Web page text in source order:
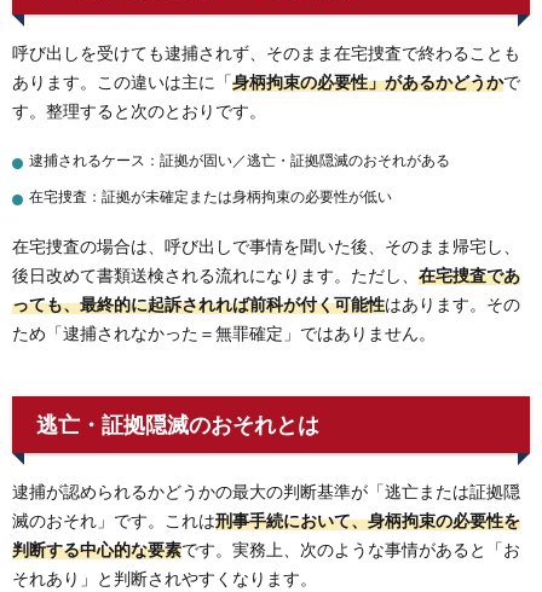
呼び出しを受けても逮捕されず、そのまま在宅捜査で終わることも
あります。この違いは主に「身柄拘束の必要性」があるかどうかで
す。整理すると次のとおりです。
逮捕されるケース：証拠が固い／逃亡・証拠隠滅のおそれがある
在宅捜査：証拠が未確定または身柄拘束の必要性が低い
在宅捜査の場合は、呼び出しで事情を聞いた後、そのまま帰宅し、
後日改めて書類送検される流れになります。ただし、 在宅捜査であ
っても、最終的に起訴されれば前科が付く可能性はあります。その
ため「逮捕されなかった＝無罪確定」ではありません。
逃亡・証拠隠滅のおそれとは
逮捕が認められるかどうかの最大の判断基準が「逃亡または証拠隠
滅のおそれ」です。これは刑事手続において、身柄拘束の必要性を
判断する中心的な要素です。実務上、次のような事情があると「お
それあり」と判断されやすくなります。